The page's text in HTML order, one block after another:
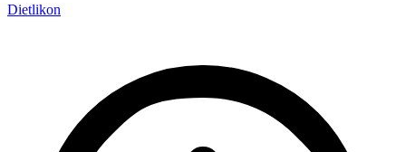
Dietlikon